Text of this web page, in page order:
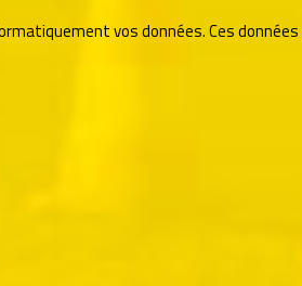
vos données. Ces